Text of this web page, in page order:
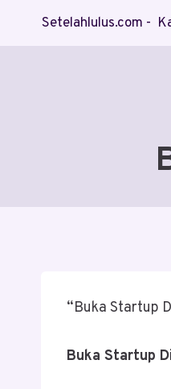
Setelahlulus.com -
“Buka Startup
Buka Startup